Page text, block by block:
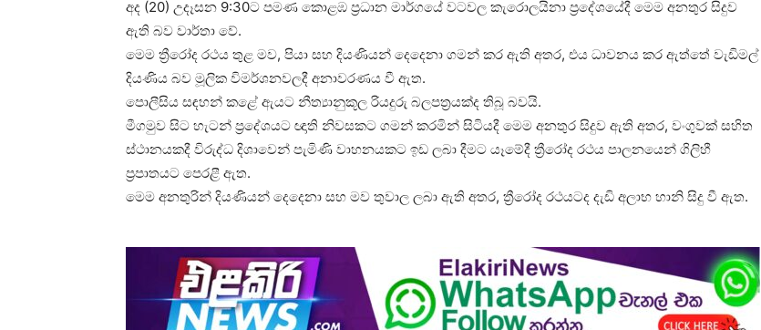
අද (20) උදෑසන 9:30ට පමණ කොළඹ ප්‍රධාන මාර්ගයේ වටවල කැරොලයිනා ප්‍රදේශයේදී මෙම අනතුර සිදුව
ඇති බව වාර්තා වේ.
මෙම ත්‍රීරෝද රථය තුළ මව, පියා සහ දියණියන් දෙදෙනා ගමන් කර ඇති අතර, එය ධාවනය කර ඇත්තේ වැඩිමල්
දියණිය බව මූලික විමර්ශනවලදී අනාවරණය වී ඇත.
පොලීසිය සඳහන් කළේ ඇයට නීත්‍යානුකූල රියදුරු බලපත්‍රයක්ද තිබූ බවයි.
මීගමුව සිට හැටන් ප්‍රදේශයට ඥාති නිවසකට ගමන් කරමින් සිටියදී මෙම අනතුර සිදුව ඇති අතර, වංගුවක් සහිත
ස්ථානයකදී විරුද්ධ දිශාවෙන් පැමිණි වාහනයකට ඉඩ ලබා දීමට යෑමේදී ත්‍රීරෝද රථය පාලනයෙන් ගිලිහී
ප්‍රපාතයට පෙරළී ඇත.
මෙම අනතුරින් දියණියන් දෙදෙනා සහ මව තුවාල ලබා ඇති අතර, ත්‍රීරෝද රථයටද දැඩි අලාභ හානි සිදු වී ඇත.